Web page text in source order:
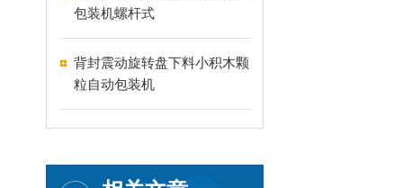
包装机螺杆式
背封震动旋转盘下料小积木颗
粒自动包装机